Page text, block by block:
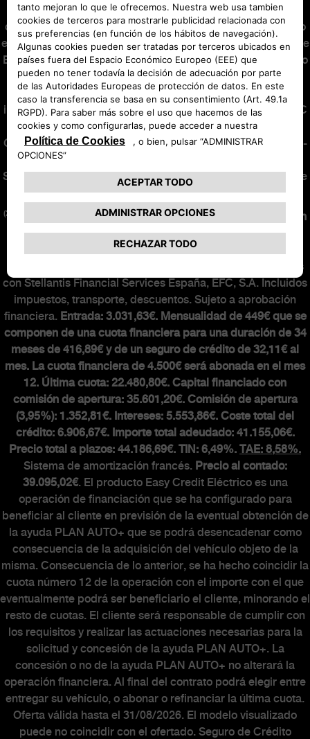
puede no coincidir con el ofertado. Seguro de Crédito
opcional (22,86€ al mes) incluido en las mensualidades y no
en el capital financiado, suscrito con Stellantis Life Insurance
Europe Limited, con el nº de registro C68966 y con domicilio
social en MIB Housse, 53 Abate Rigord Street, Ta’ Xbiex,
XBX1122 Malta, como compañía de seguros, y con la
intermediación de Stellantis Financial Services España, EFC
SA, agente de seguros vinculado inscrito en la Dirección
General de Seguros y Fondos de Pensiones con la clave AJ-
171 y con Seguro de Responsabilidad Civil contratado.
Sujeta a normas de suscripción de la aseguradora. Consulte
condiciones enabarth.es.
(2) Oferta financiera de 36 meses y 30.000 km.
Nuevo Abarth
600e Competizione 54kwh 207 kw (280cv) con precio
financiando de 37.280,02€en Península y Baleares para
clientes particulares que financien un mínimo de 36 meses
con Stellantis Financial Services España, EFC, S.A. Incluidos
impuestos, transporte, descuentos. Sujeto a aprobación
financiera. Entrada: 3.031,63€. Mensualidad de 449€ que se
componen de una cuota financiera para una duración de 34
meses de 416,89€ y de un seguro de crédito de 32,11€ al
mes. La cuota financiera de 4.500€ será abonada en el mes
12. Última cuota: 22.480,80€. Capital financiado con
comisión de apertura: 35.601,20€. Comisión de apertura
(3,95%): 1.352,81€. Intereses: 5.553,86€. Coste total del
crédito: 6.906,67€. Importe total adeudado: 41.155,06€.
Precio total a plazos: 44.186,69€. TIN: 6,49%. TAE: 8,58%.
Sistema de amortización francés. Precio al contado:
39.095,02€. El producto Easy Credit Eléctrico es una
operación de financiación que se ha configurado para
beneficiar al cliente en previsión de la eventual obtención de
la ayuda PLAN AUTO+ que se podrá desencadenar como
consecuencia de la adquisición del vehículo objeto de la
misma. Consecuencia de lo anterior, se ha hecho coincidir la
cuota número 12 de la operación con el importe con el que
eventualmente podrá ser beneficiario el cliente, minorando el
resto de cuotas. El cliente será responsable de cumplir con
los requisitos y realizar las actuaciones necesarias para la
solicitud y concesión de la ayuda PLAN AUTO+. La
concesión o no de la ayuda PLAN AUTO+ no alterará la
operación financiera. Al final del contrato podrá elegir entre
entregar su vehículo, o abonar o refinanciar la última cuota.
Oferta válida hasta el 31/08/2026. El modelo visualizado
puede no coincidir con el ofertado. Seguro de Crédito